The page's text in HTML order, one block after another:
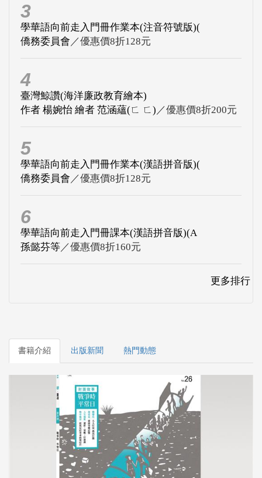
3
學華語向前走入門冊作業本(注音符號版)(
僑務委員會 ／優惠價8折128元
4
臺灣鯨讚(海洋廉政教育繪本)
作者 楊婉怡 繪者 范涵蘊(ㄈ ㄈ) ／優惠價8折200元
5
學華語向前走入門冊作業本(漢語拼音版)(
僑務委員會 ／優惠價8折128元
6
學華語向前走入門冊課本(漢語拼音版)(A
孫懿芬等／優惠價8折160元
更多排行
書籍介紹 出版新聞 熱門動態